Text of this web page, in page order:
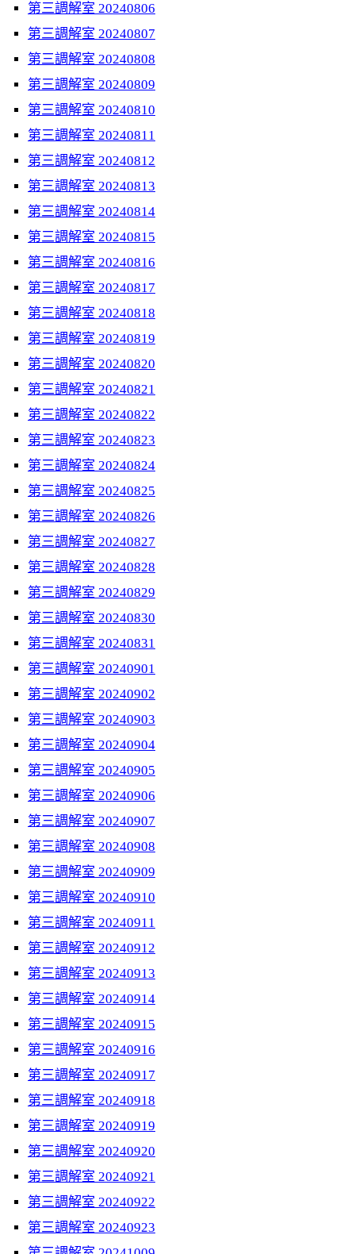
第三調解室 20240806
第三調解室 20240807
第三調解室 20240808
第三調解室 20240809
第三調解室 20240810
第三調解室 20240811
第三調解室 20240812
第三調解室 20240813
第三調解室 20240814
第三調解室 20240815
第三調解室 20240816
第三調解室 20240817
第三調解室 20240818
第三調解室 20240819
第三調解室 20240820
第三調解室 20240821
第三調解室 20240822
第三調解室 20240823
第三調解室 20240824
第三調解室 20240825
第三調解室 20240826
第三調解室 20240827
第三調解室 20240828
第三調解室 20240829
第三調解室 20240830
第三調解室 20240831
第三調解室 20240901
第三調解室 20240902
第三調解室 20240903
第三調解室 20240904
第三調解室 20240905
第三調解室 20240906
第三調解室 20240907
第三調解室 20240908
第三調解室 20240909
第三調解室 20240910
第三調解室 20240911
第三調解室 20240912
第三調解室 20240913
第三調解室 20240914
第三調解室 20240915
第三調解室 20240916
第三調解室 20240917
第三調解室 20240918
第三調解室 20240919
第三調解室 20240920
第三調解室 20240921
第三調解室 20240922
第三調解室 20240923